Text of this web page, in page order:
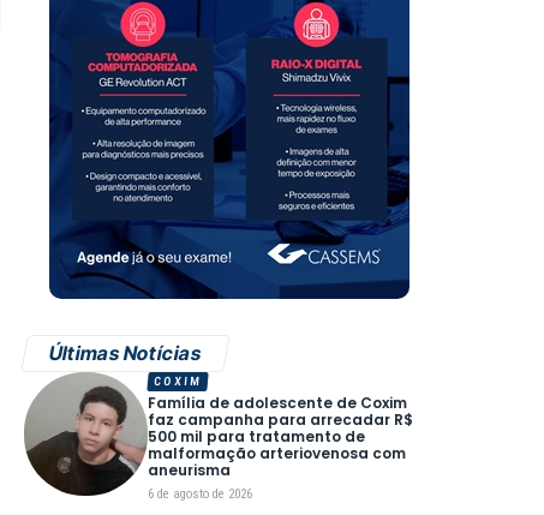
Últimas Notícias
Família de adolescente de Coxim
faz campanha para arrecadar R$
500 mil para tratamento de
malformação arteriovenosa com
aneurisma
6 de agosto de 2026
COXIM